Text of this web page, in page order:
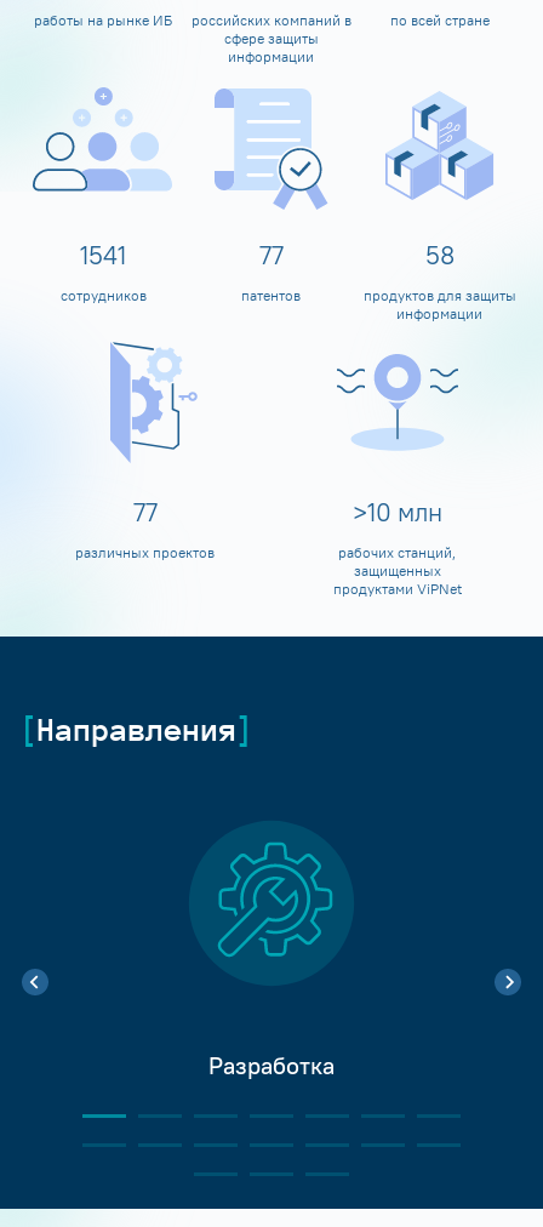
работы на рынке ИБ
российских компаний в
сфере защиты
информации
по всей стране
1600
сотрудников
80
патентов
60
продуктов для защиты
информации
80
различных проектов
>10 млн
рабочих станций,
защищенных
продуктами ViPNet
Направления
Разработка